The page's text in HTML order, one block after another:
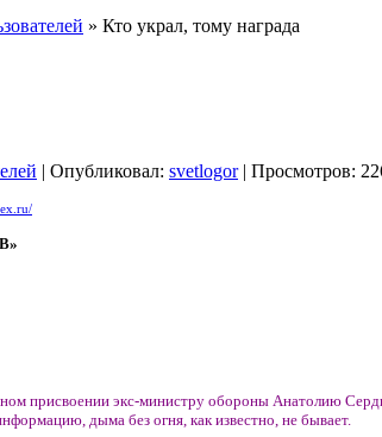
» Кто украл, тому награда
| Опубликовал: svetlogor| Просмотров:
присвоении экс-министру обороны Анатолию
дыма без огня, как известно, не бывает.